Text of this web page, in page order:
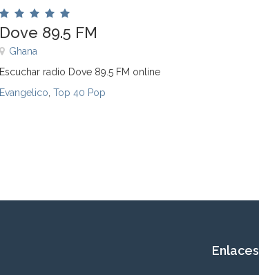
Dove 89.5 FM
Ghana
Escuchar radio Dove 89.5 FM online
Evangelico Top 40 Pop
Enlaces